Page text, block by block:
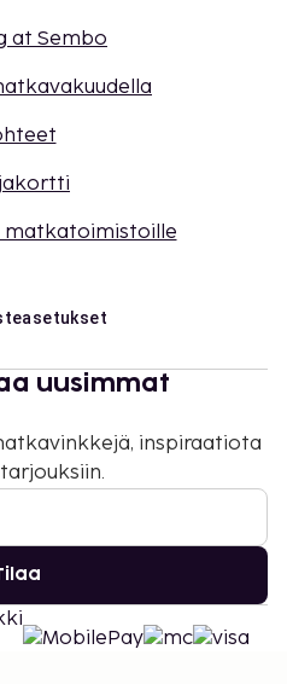
at Sembo
matkatoimistoille
uusimmat
inspiraatiota